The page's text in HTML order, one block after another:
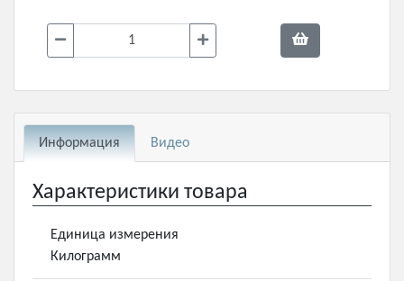
Информация Видео
Характеристики товара
Единица измерения
Килограмм